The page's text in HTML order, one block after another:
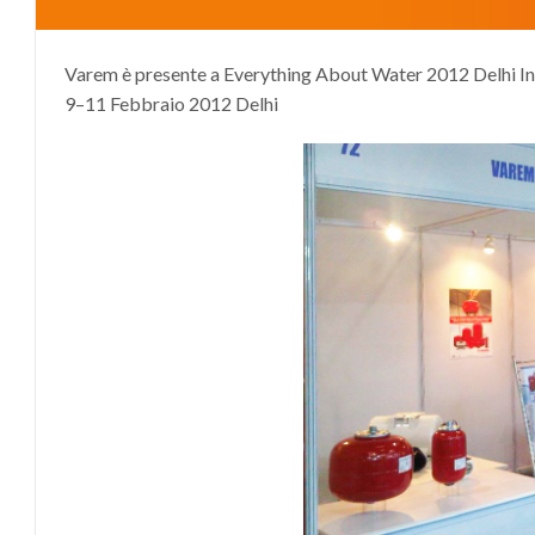
Varem è presente a Everything About Water 2012 Delhi
9–11 Febbraio 2012 Delhi